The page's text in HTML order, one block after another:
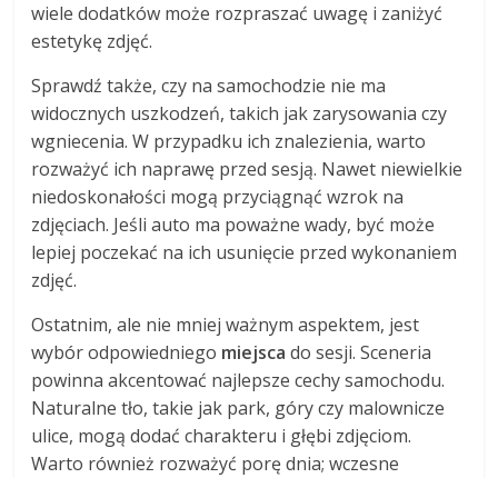
wiele dodatków może rozpraszać uwagę i zaniżyć
estetykę zdjęć.
Sprawdź także, czy na samochodzie nie ma
widocznych uszkodzeń, takich jak zarysowania czy
wgniecenia. W przypadku ich znalezienia, warto
rozważyć ich naprawę przed sesją. Nawet niewielkie
niedoskonałości mogą przyciągnąć wzrok na
zdjęciach. Jeśli auto ma poważne wady, być może
lepiej poczekać na ich usunięcie przed wykonaniem
zdjęć.
Ostatnim, ale nie mniej ważnym aspektem, jest
wybór odpowiedniego miejsca do sesji. Sceneria
powinna akcentować najlepsze cechy samochodu.
Naturalne tło, takie jak park, góry czy malownicze
ulice, mogą dodać charakteru i głębi zdjęciom.
Warto również rozważyć porę dnia; wczesne